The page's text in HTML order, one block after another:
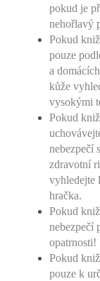
pokud je
nehořlavý
Pokud
pouze
a
kůže
vysokými
Pokud
nebezpečí
zdravotní
vyhledejte
hračka.
Pokud
nebezpečí
opatrnosti!
Pokud
pouze k